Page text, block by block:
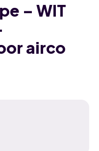
– WIT
airco